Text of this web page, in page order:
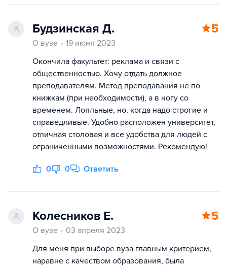
Будзинская Д. 5
О вузе
19 июня 2023
Окончила факультет: реклама и связи с
общественностью. Хочу отдать должное
преподавателям. Метод преподавания не по
книжкам (при необходимости), а в ногу со
временем. Лояльные, но, когда надо строгие и
справедливые. Удобно расположен университет,
отличная столовая и все удобства для людей с
ограниченными возможностями. Рекомендую!
0 0 Ответить
Колесников Е. 5
О вузе
03 апреля 2023
Для меня при выборе вуза главным критерием,
наравне с качеством образования, была